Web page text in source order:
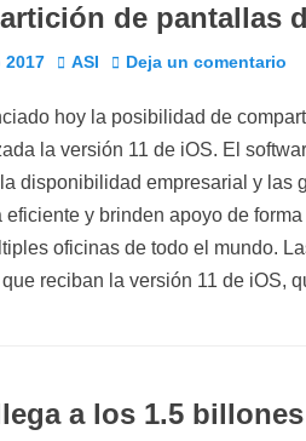
de pantallas
2017 Autor
ASI Deja un comentario
hoy la posibilidad de
la versión 11 de iOS. El
disponibilidad empresarial y las
y brinden apoyo de
oficinas de todo el mundo.
reciban la versión 11 de iOS,
a los 1.5